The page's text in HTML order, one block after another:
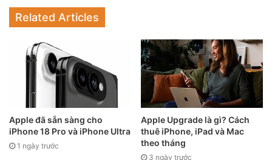
Điều tương tự cũng không xảy ra với smartphone có
camera được đặt theo chiều ngang hoặc chiều dọc, ví dụ
như với Pixel 6 Pro. Camera ngoài cùng bên trái của Pixel 6
Pro là camera chính. Sau đó, có camera góc siêu rộng ở
trung tâm và camera tele kính tiềm vọng 4x ở ngoài cùng
bên phải. Kết quả là, khi thay đổi ống kính, người dùng sẽ
Related Articles
Apple đã sẵn sàng cho
iPhone 18 Pro và iPhone Ultra
1 ngày trước
Apple Upgrade là gì? Cách
thuê iPhone, iPad và Mac
theo tháng
3 ngày trước